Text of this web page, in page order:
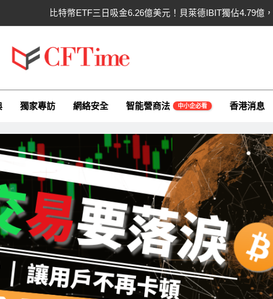
比特幣ETF三日吸金6.26億美元！貝萊德IBIT獨佔4.79億
以太幣區間壓縮！100日均線1,920成關鍵 期貨
比特幣收復64000美元！拋售三日即反轉！短期持有者從恐
CLARITY法案最後闖關！開發者免責與總統道
）、區塊鏈、NFT、加密貨幣、元宇宙及金融科技
獨家專訪 網絡安全 智能營商法 中小企必看 香港消息